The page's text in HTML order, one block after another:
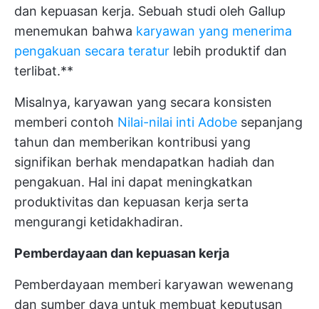
dan kepuasan kerja. Sebuah studi oleh Gallup
menemukan bahwa karyawan yang menerima
pengakuan secara teratur lebih produktif dan
terlibat.**
Misalnya, karyawan yang secara konsisten
memberi contoh Nilai-nilai inti Adobe sepanjang
tahun dan memberikan kontribusi yang
signifikan berhak mendapatkan hadiah dan
pengakuan. Hal ini dapat meningkatkan
produktivitas dan kepuasan kerja serta
mengurangi ketidakhadiran.
Pemberdayaan dan kepuasan kerja
Pemberdayaan memberi karyawan wewenang
dan sumber daya untuk membuat keputusan